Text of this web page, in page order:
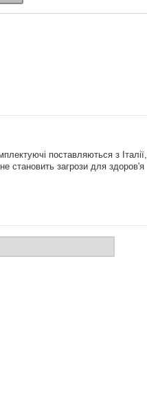
поставляються з Італії,
становить загрози для здоров'я